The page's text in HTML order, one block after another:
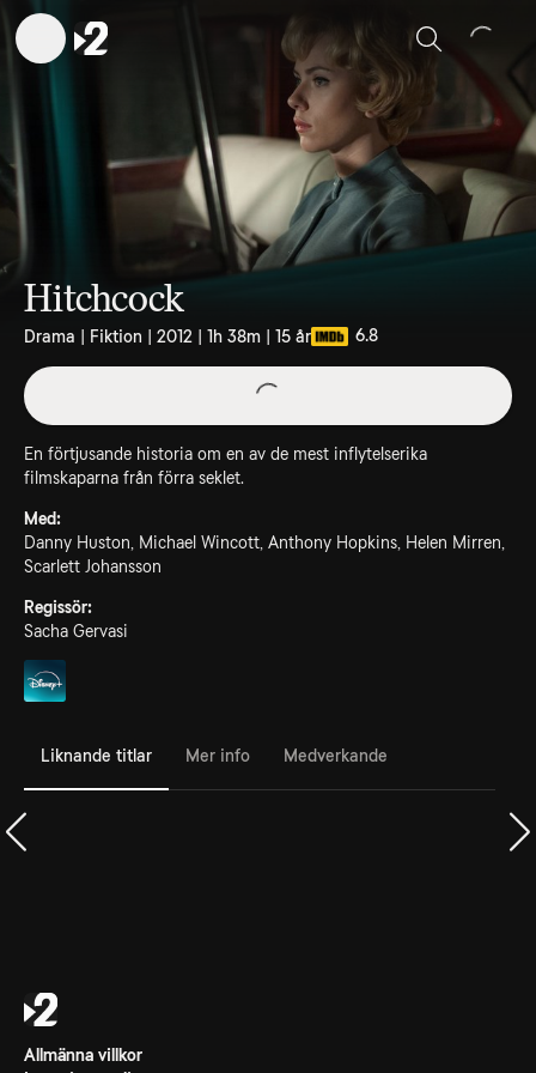
Sök
Hitchcock
Drama | Fiktion | 2012 | 1h 38m | 15 år 6.8
En förtjusande historia om en av de mest inflytelserika
filmskaparna från förra seklet.
Med:
Danny Huston, Michael Wincott, Anthony Hopkins, Helen Mirren,
Scarlett Johansson
Regissör:
Sacha Gervasi
Liknande titlar Mer info Medverkande
Allmänna villkor